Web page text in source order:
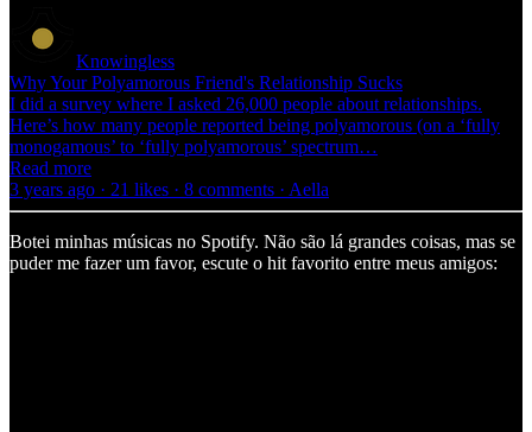
Knowingless
Why Your Polyamorous Friend's Relationship Sucks
I did a survey where I asked 26,000 people about relationships.
Here’s how many people reported being polyamorous (on a ‘fully
monogamous’ to ‘fully polyamorous’ spectrum…
Read more
3 years ago · 21 likes · 8 comments · Aella
Botei minhas músicas no Spotify. Não são lá grandes coisas, mas se
puder me fazer um favor, escute o hit favorito entre meus amigos: